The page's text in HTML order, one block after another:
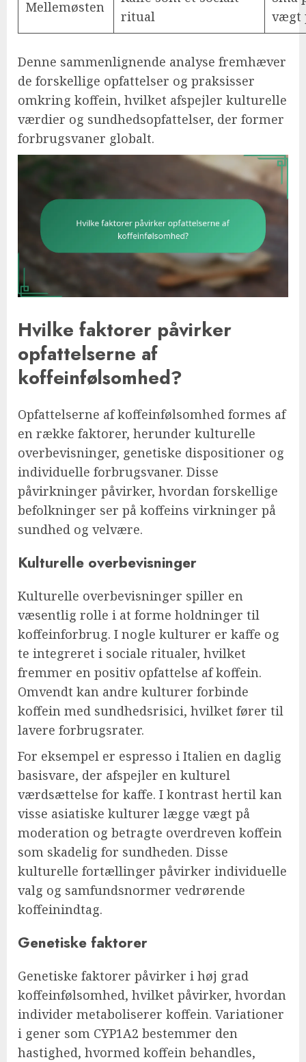
Mellemøsten
ritual
vægt
Denne sammenlignende analyse fremhæver
de forskellige opfattelser og praksisser
omkring koffein, hvilket afspejler kulturelle
værdier og sundhedsopfattelser, der former
forbrugsvaner globalt.
Hvilke faktorer påvirker
opfattelserne af
koffeinfølsomhed?
Opfattelserne af koffeinfølsomhed formes af
en række faktorer, herunder kulturelle
overbevisninger, genetiske dispositioner og
individuelle forbrugsvaner. Disse
påvirkninger påvirker, hvordan forskellige
befolkninger ser på koffeins virkninger på
sundhed og velvære.
Kulturelle overbevisninger
Kulturelle overbevisninger spiller en
væsentlig rolle i at forme holdninger til
koffeinforbrug. I nogle kulturer er kaffe og
te integreret i sociale ritualer, hvilket
fremmer en positiv opfattelse af koffein.
Omvendt kan andre kulturer forbinde
koffein med sundhedsrisici, hvilket fører til
lavere forbrugsrater.
For eksempel er espresso i Italien en daglig
basisvare, der afspejler en kulturel
værdsættelse for kaffe. I kontrast hertil kan
visse asiatiske kulturer lægge vægt på
moderation og betragte overdreven koffein
som skadelig for sundheden. Disse
kulturelle fortællinger påvirker individuelle
valg og samfundsnormer vedrørende
koffeinindtag.
Genetiske faktorer
Genetiske faktorer påvirker i høj grad
koffeinfølsomhed, hvilket påvirker, hvordan
individer metaboliserer koffein. Variationer
i gener som CYP1A2 bestemmer den
hastighed, hvormed koffein behandles,